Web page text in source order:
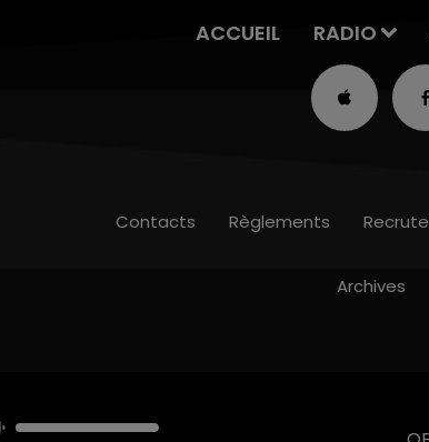
ACCUEIL RADIO
Contacts Règlements
Archives